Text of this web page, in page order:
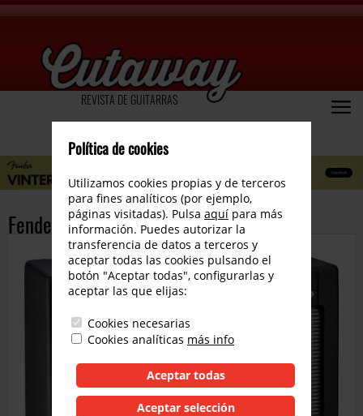
REVISTA DE GUITARRAS
Fender Mustang II
Política de cookies
Utilizamos cookies propias y de terceros
para fines analíticos (por ejemplo,
páginas visitadas). Pulsa aquí para más
información. Puedes autorizar la
transferencia de datos a terceros y
aceptar todas las cookies pulsando el
botón "Aceptar todas", configurarlas y
aceptar las que elijas:
Cookies necesarias
Cookies analíticas más info
Aceptar todas
Aceptar selección